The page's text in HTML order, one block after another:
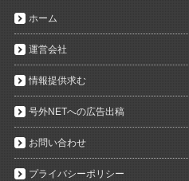
ホーム
運営会社
情報提供求む
号外NETへの広告出稿
お問い合わせ
プライバシーポリシー